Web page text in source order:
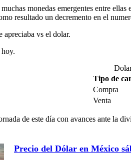
monedas emergentes entre
resultado un decremento en el
apreciaba vs el dolar.
Tipo de
Compra
Venta
de este día con avances ante la
Precio del Dólar en México